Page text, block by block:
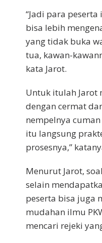
“Jadi para
bisa lebih
yang tidak buka
tua, kawan-
kata Jarot.
Untuk itulah Jarot
dengan cermat
nempelnya
itu langsung
prosesnya,”
Menurut Jarot,
selain
peserta bisa juga
mudahan ilmu
mencari rejeki